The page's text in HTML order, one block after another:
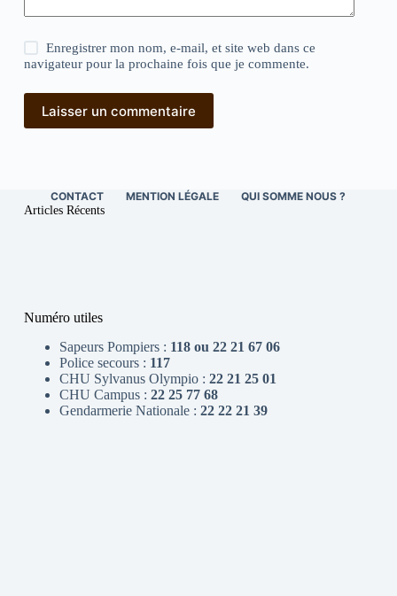
Enregistrer mon nom, e-mail, et site web dans ce
navigateur pour la prochaine fois que je commente.
Laisser un commentaire
CONTACT MENTION LÉGALE QUI SOMME NOUS ?
Articles Récents
Numéro utiles
Sapeurs Pompiers : 118 ou 22 21 67 06
Police secours : 117
CHU Sylvanus Olympio : 22 21 25 01
CHU Campus : 22 25 77 68
Gendarmerie Nationale : 22 22 21 39